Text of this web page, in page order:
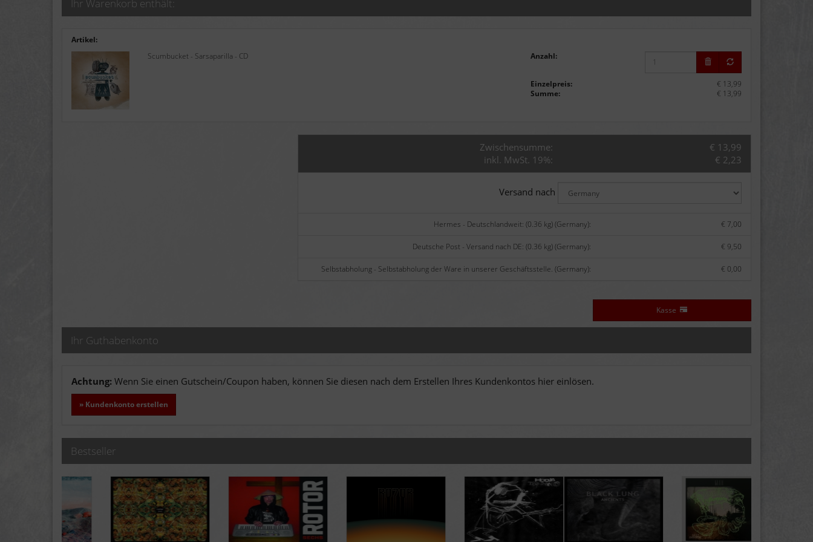
Ihr Warenkorb enthält:
Artikel:
Scumbucket - Sarsaparilla - CD
Anzahl:
Einzelpreis:
€ 13,99
Summe:
€ 13,99
Zwischensumme:
€ 13,99
inkl. MwSt. 19%:
€ 2,23
Versand nach
Hermes - Deutschlandweit: (0.36 kg) (Germany): € 7,00
Deutsche Post - Versand nach DE: (0.36 kg) (Germany): € 9,50
Selbstabholung - Selbstabholung der Ware in unserer Geschäftsstelle. (Germany): € 0,00
Kasse
Ihr Guthabenkonto
Achtung: Wenn Sie einen Gutschein/Coupon haben, können Sie diesen nach dem Erstellen Ihres Kundenkontos hier einlösen.
» Kundenkonto erstellen
Bestseller